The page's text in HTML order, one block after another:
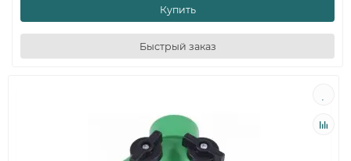
Купить
Быстрый заказ